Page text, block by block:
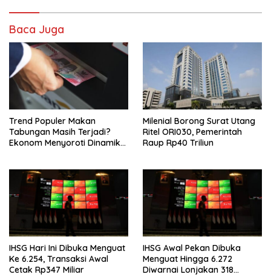
Baca Juga
Trend Populer Makan
Tabungan Masih Terjadi?
Ekonom Menyoroti Dinamika
Milenial Borong Surat Utang
Ritel ORI030, Pemerintah
Raup Rp40 Triliun
IHSG Hari Ini Dibuka Menguat
Ke 6.254, Transaksi Awal
Cetak Rp347 Miliar
IHSG Awal Pekan Dibuka
Menguat Hingga 6.272
Diwarnai Lonjakan 318